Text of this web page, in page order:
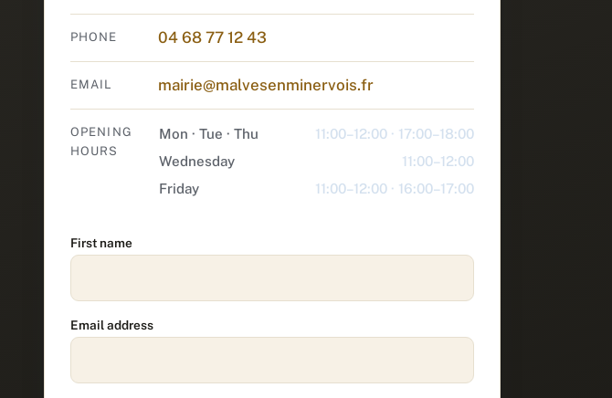
PHONE 04 68 77 12 43
EMAIL mairie@malvesenminervois.fr
OPENING
HOURS
Mon · Tue · Thu
11:00–12:00 · 17:00–18:00
Wednesday
11:00–12:00
Friday
11:00–12:00 · 16:00–17:00
First name
Email address